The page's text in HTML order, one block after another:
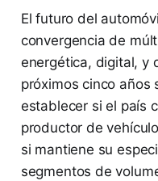
El futuro del
convergencia de
energética, digital, y
próximos cinco años
establecer si el país
productor de
si mantiene su
segmentos de